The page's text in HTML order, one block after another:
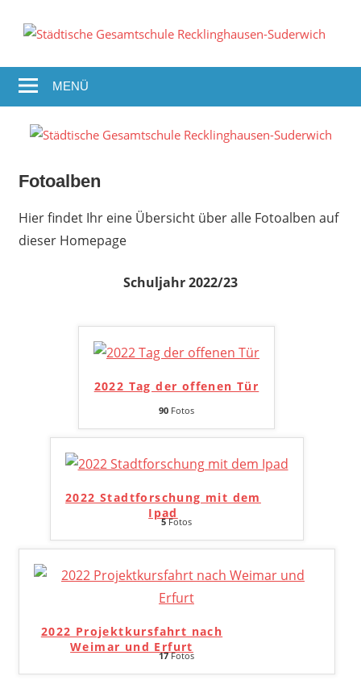
Inhalt
MENÜ
Fotoalben
Hier findet Ihr eine Übersicht über alle Fotoalben auf
dieser Homepage
Schuljahr 2022/23
2022 Tag der offenen Tür
90 Fotos
2022 Stadtforschung mit dem
Ipad
5Fotos
2022 Projektkursfahrt nach
Weimar und Erfurt
17Fotos